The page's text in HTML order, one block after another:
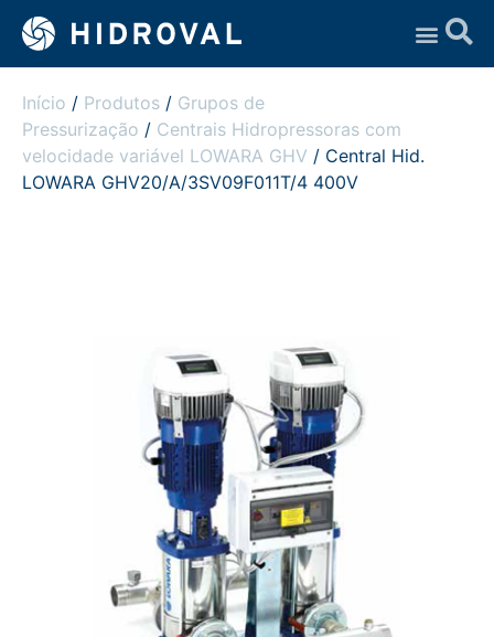
Início / Produtos / Grupos de
Pressurização / Centrais Hidropressoras com
velocidade variável LOWARA GHV / Central Hid.
LOWARA GHV20/A/3SV09F011T/4 400V